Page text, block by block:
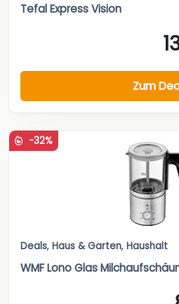
Tefal Express Vision
Zum
-32%
Deals, Haus & Garten, Haushalt
WMF Lono Glas